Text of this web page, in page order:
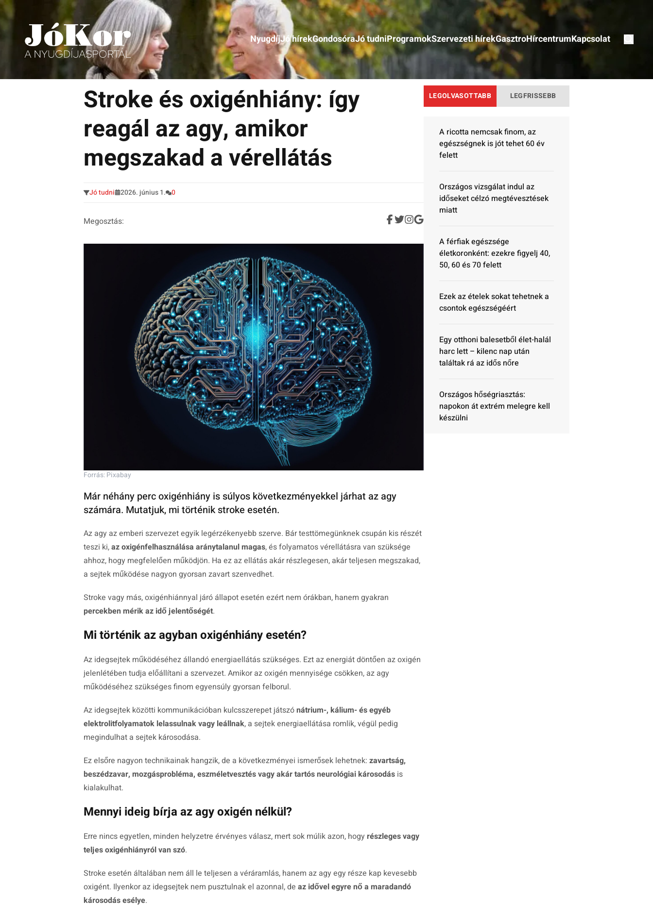
a
Tudnivalók, érdekességek idősek számára.
NyugdíjJó hírekGondosóraJó tudniProgramokSzervezeti hírekGasztroHírcentrumKapcsolat
Stroke és oxigénhiány: így
reagál az agy, amikor
megszakad a vérellátás
Jó tudni 2026. június 1. 0
Megosztás:
Forrás: Pixabay
Már néhány perc oxigénhiány is súlyos következményekkel járhat az agy
számára. Mutatjuk, mi történik stroke esetén.
Az agy az emberi szervezet egyik legérzékenyebb szerve. Bár testtömegünknek csupán kis részét
teszi ki,az oxigénfelhasználása aránytalanul magas, és folyamatos vérellátásra van szüksége
ahhoz, hogy megfelelően működjön. Ha ez az ellátás akár részlegesen, akár teljesen megszakad,
a sejtek működése nagyon gyorsan zavart szenvedhet.
Stroke vagy más, oxigénhiánnyal járó állapot esetén ezért nem órákban, hanem gyakran
percekben mérik az idő jelentőségét.
Mi történik az agyban oxigénhiány esetén?
Az idegsejtek működéséhez állandó energiaellátás szükséges. Ezt az energiát döntően az oxigén
jelenlétében tudja előállítani a szervezet. Amikor az oxigén mennyisége csökken, az agy
működéséhez szükséges finom egyensúly gyorsan felborul.
Az idegsejtek közötti kommunikációban kulcsszerepet játszónátrium-, kálium- és egyéb
elektrolitfolyamatok lelassulnak vagy leállnak, a sejtek energiaellátása romlik, végül pedig
megindulhat a sejtek károsodása.
Ez elsőre nagyon technikainak hangzik, de a következményei ismerősek lehetnek: zavartság,
beszédzavar, mozgásprobléma, eszméletvesztés vagy akár tartós neurológiai károsodás is
kialakulhat.
Mennyi ideig bírja az agy oxigén nélkül?
Erre nincs egyetlen, minden helyzetre érvényes válasz, mert sok múlik azon, hogy részleges vagy
teljes oxigénhiányról van szó.
Stroke esetén általában nem áll le teljesen a véráramlás, hanem az agy egy része kap kevesebb
oxigént. Ilyenkor az idegsejtek nem pusztulnak el azonnal, de az idővel egyre nő a maradandó
károsodás esélye.
LEGOLVASOTTABB LEGFRISSEBB
A ricotta nemcsak finom, az
egészségnek is jót tehet 60 év
felett
Országos vizsgálat indul az
időseket célzó megtévesztések
miatt
A férfiak egészsége
életkoronként: ezekre figyelj 40,
50, 60 és 70 felett
Ezek az ételek sokat tehetnek a
csontok egészségéért
Egy otthoni balesetből élet-halál
harc lett – kilenc nap után
találtak rá az idős nőre
Országos hőségriasztás:
napokon át extrém melegre kell
készülni